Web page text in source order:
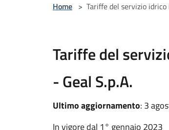
Home > Tariffe del servizio
Tariffe del
- Geal S.p.A.
Ultimo aggiornamento: 3
In vigore dal 1° gennaio 2023